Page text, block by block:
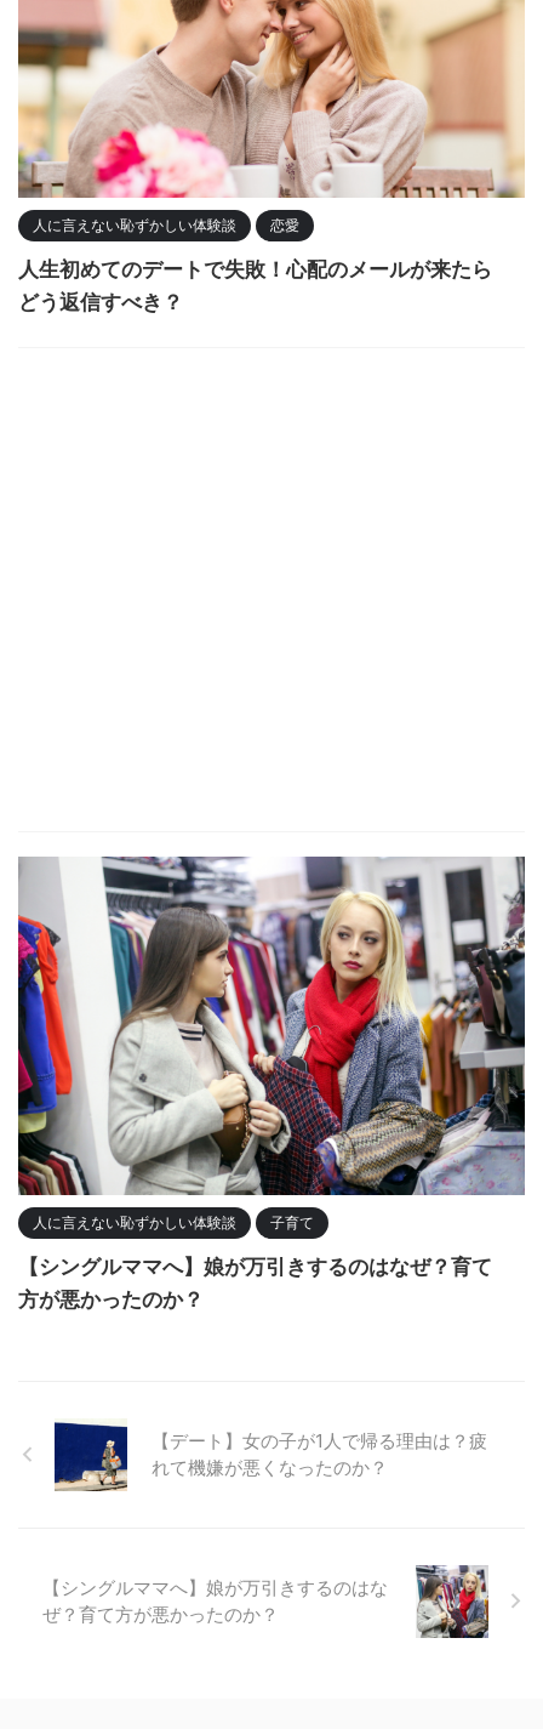
人に言えない恥ずかしい体験談 恋愛
人生初めてのデートで失敗！心配のメールが来たら
どう返信すべき？
人に言えない恥ずかしい体験談 子育て
【シングルママへ】娘が万引きするのはなぜ？育て
方が悪かったのか？
【デート】女の子が1人で帰る理由は？疲
れて機嫌が悪くなったのか？
【シングルママへ】娘が万引きするのはな
ぜ？育て方が悪かったのか？